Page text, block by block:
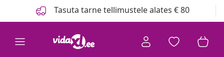
Tasuta tarne tellimustele alates € 80